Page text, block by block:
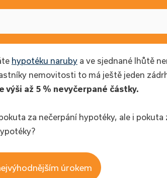
hypotéku naruby a ve sjednané lhůtě
nemovitosti to má ještě jeden
až 5 % nevyčerpané částky.
za nečerpání hypotéky, ale i pokuta
úrokem